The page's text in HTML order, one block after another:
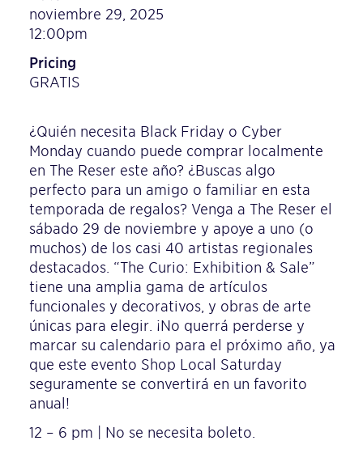
noviembre 29, 2025
12:00pm
Pricing
GRATIS
¿Quién necesita Black Friday o Cyber
Monday cuando puede comprar localmente
en The Reser este año? ¿Buscas algo
perfecto para un amigo o familiar en esta
temporada de regalos? Venga a The Reser el
sábado 29 de noviembre y apoye a uno (o
muchos) de los casi 40 artistas regionales
destacados. “The Curio: Exhibition & Sale”
tiene una amplia gama de artículos
funcionales y decorativos, y obras de arte
únicas para elegir. ¡No querrá perderse y
marcar su calendario para el próximo año, ya
que este evento Shop Local Saturday
seguramente se convertirá en un favorito
anual!
12 – 6 pm | No se necesita boleto.